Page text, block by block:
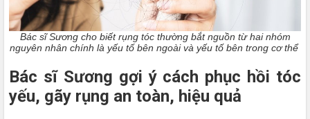
Bác sĩ Sương cho biết rụng tóc thường bắt nguồn từ hai nhóm
nguyên nhân chính là yếu tố bên ngoài và yếu tố bên trong cơ thể
Bác sĩ Sương gợi ý cách phục hồi tóc
yếu, gãy rụng an toàn, hiệu quả